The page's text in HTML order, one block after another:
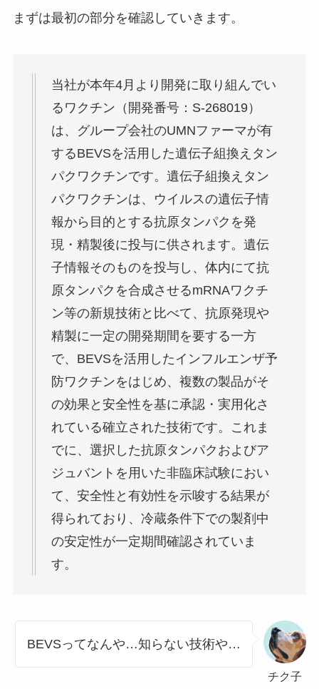
まずは最初の部分を確認していきます。
当社が本年4月より開発に取り組んでい
るワクチン（開発番号：S-268019）
は、グループ会社のUMNファーマが有
するBEVSを活用した遺伝子組換えタン
パクワクチンです。遺伝子組換えタン
パクワクチンは、ウイルスの遺伝子情
報から目的とする抗原タンパクを発
現・精製後に投与に供されます。遺伝
子情報そのものを投与し、体内にて抗
原タンパクを合成させるmRNAワクチ
ン等の新規技術と比べて、抗原発現や
精製に一定の開発期間を要する一方
で、BEVSを活用したインフルエンザ予
防ワクチンをはじめ、複数の製品がそ
の効果と安全性を基に承認・実用化さ
れている確立された技術です。これま
でに、選択した抗原タンパクおよびア
ジュバントを用いた非臨床試験におい
て、安全性と有効性を示唆する結果が
得られており、冷蔵条件下での製剤中
の安定性が一定期間確認されていま
す。
チク子
BEVSってなんや…知らない技術や…